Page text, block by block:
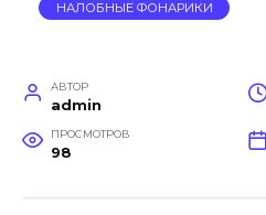
НАЛОБНЫЕ ФОНАРИКИ
АВТОР
admin
ПРОСМОТРОВ
98